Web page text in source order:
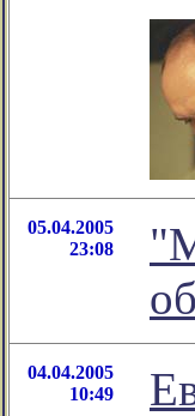
05.04.2005
23:08
04.04.2005
10:49